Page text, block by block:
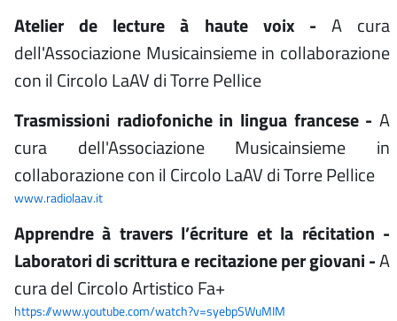
Atelier de lecture à haute voix - A cura
dell'Associazione Musicainsieme in collaborazione
con il Circolo LaAV di Torre Pellice
Trasmissioni radiofoniche in lingua francese - A
cura dell'Associazione Musicainsieme in
collaborazione con il Circolo LaAV di Torre Pellice
www.radiolaav.it
Apprendre à travers l’écriture et la récitation -
Laboratori di scrittura e recitazione per giovani -A
cura del Circolo Artistico Fa+
https://www.youtube.com/watch?v=syebpSWuMIM